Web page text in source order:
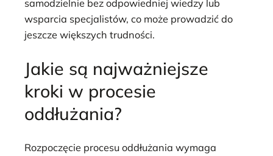
samodzielnie bez odpowiedniej wiedzy lub
wsparcia specjalistów, co może prowadzić do
jeszcze większych trudności.
Jakie są najważniejsze
kroki w procesie
oddłużania?
Rozpoczęcie procesu oddłużania wymaga